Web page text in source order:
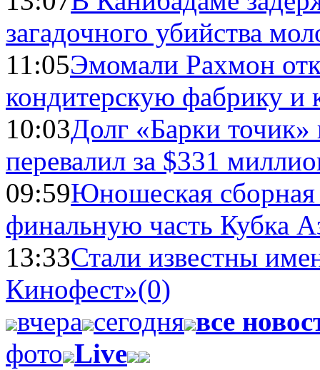
загадочного убийства
11:05Эмомали Рахмон
кондитерскую фабрику и
10:03Долг «Барки
перевалил за $331
09:59Юношеская
финальную часть Кубка
13:33Стали известны
Кинофест»(0)
вчера сегодня все
фото Live